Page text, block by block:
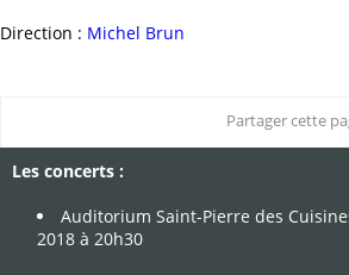
Direction : Michel Brun
Partager cette
Les concerts :
Auditorium Saint-Pierre des
2018 à 20h30